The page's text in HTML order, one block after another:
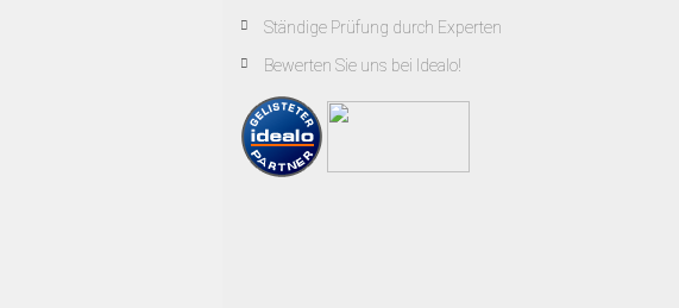
Ständige Prüfung durch Experten
Bewerten Sie uns bei Idealo!